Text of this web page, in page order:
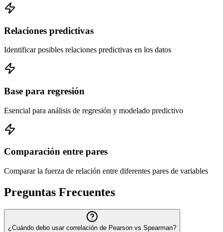
Relaciones predictivas
Identificar posibles relaciones predictivas en los datos
Base para regresión
Esencial para análisis de regresión y modelado predictivo
Comparación entre pares
Comparar la fuerza de relación entre diferentes pares de variables
Preguntas Frecuentes
¿Cuándo debo usar correlación de Pearson vs Spearman?